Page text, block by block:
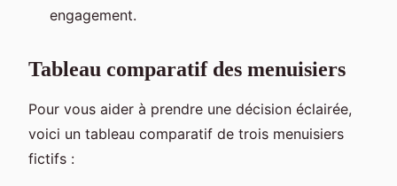
engagement.
Tableau comparatif des menuisiers
Pour vous aider à prendre une décision éclairée,
voici un tableau comparatif de trois menuisiers
fictifs :